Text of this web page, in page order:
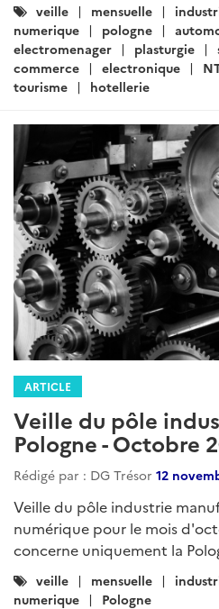
Catégories
:
veille mensuelle
numerique
pologne
electromenager
plasturgie
commerce
electronique
tourisme
hotellerie
ARTICLE
Veille du pôle
Pologne - Octobre
Rédigé par : DG Trésor 12
Veille du pôle industrie
numérique pour le mois
concerne uniquement la
Catégories
:
veille mensuelle
numerique
Pologne